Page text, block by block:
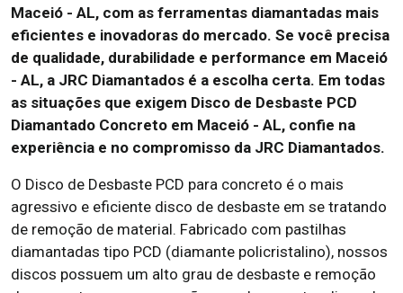
Maceió - AL, com as ferramentas diamantadas mais
eficientes e inovadoras do mercado. Se você precisa
de qualidade, durabilidade e performance em Maceió
- AL, a JRC Diamantados é a escolha certa. Em todas
as situações que exigem Disco de Desbaste PCD
Diamantado Concreto em Maceió - AL, confie na
experiência e no compromisso da JRC Diamantados.
O Disco de Desbaste PCD para concreto é o mais
agressivo e eficiente disco de desbaste em se tratando
de remoção de material. Fabricado com pastilhas
diamantadas tipo PCD (diamante policristalino), nossos
discos possuem um alto grau de desbaste e remoção